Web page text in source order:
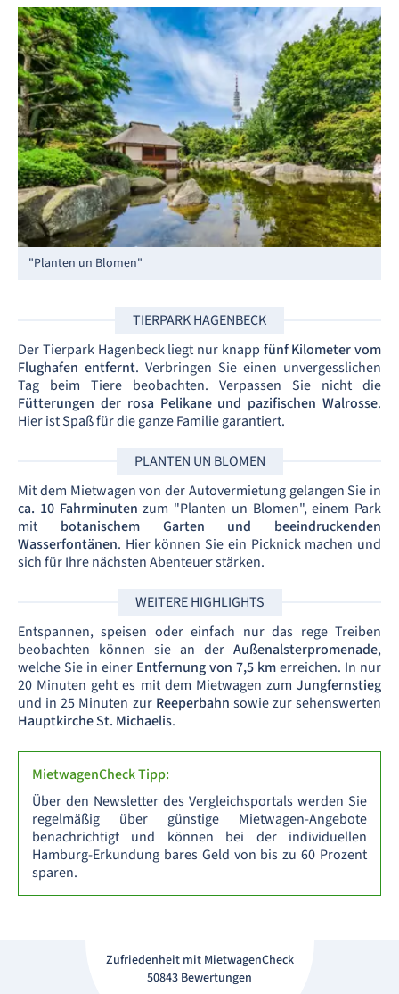
"Planten un Blomen"
TIERPARK HAGENBECK
Der Tierpark Hagenbeck liegt nur knapp fünf Kilometer vom
Flughafen entfernt. Verbringen Sie einen unvergesslichen
Tag beim Tiere beobachten. Verpassen Sie nicht die
Fütterungen der rosa Pelikane und pazifischen Walrosse.
Hier ist Spaß für die ganze Familie garantiert.
PLANTEN UN BLOMEN
Mit dem Mietwagen von der Autovermietung gelangen Sie in
ca. 10 Fahrminutenzum "Planten un Blomen", einem Park
mit botanischem Garten und beeindruckenden
Wasserfontänen. Hier können Sie ein Picknick machen und
sich für Ihre nächsten Abenteuer stärken.
WEITERE HIGHLIGHTS
Entspannen, speisen oder einfach nur das rege Treiben
beobachten können sie an der Außenalsterpromenade,
welche Sie in einer Entfernung von 7,5 kmerreichen. In nur
20 Minuten geht es mit dem Mietwagen zum Jungfernstieg
und in 25 Minuten zurReeperbahn sowie zur sehenswerten
Hauptkirche St. Michaelis.
MietwagenCheck Tipp:
Über den Newsletter des Vergleichsportals werden Sie
regelmäßig über günstige Mietwagen-Angebote
benachrichtigt und können bei der individuellen
Hamburg-Erkundung bares Geld von bis zu 60 Prozent
sparen.
Zufriedenheit mit MietwagenCheck
50843 Bewertungen